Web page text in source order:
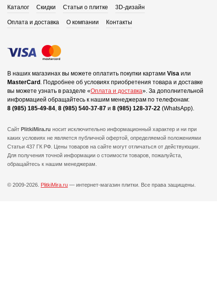
Каталог Скидки Статьи о плитке 3D-дизайн
Оплата и доставка О компании Контакты
В наших магазинах вы можете оплатить покупки картами Visa или
MasterCard . Подробнее об условиях приобретения товара и доставке
вы можете узнать в разделе «Оплата и доставка». За дополнительной
информацией обращайтесь к нашим менеджерам по телефонам:
8 (985) 185-49-84, 8 (985) 540-37-87 и 8 (985) 128-37-22 (WhatsApp).
Сайт PlitkiMira.ru носит исключительно информационный характер и ни при
каких условиях не является публичной офертой, определяемой положениями
Статьи 437 ГК РФ. Цены товаров на сайте могут отличаться от действующих.
Для получения точной информации о стоимости товаров, пожалуйста,
обращайтесь к нашим менеджерам.
© 2009-2026. PlitkiMira.ru — интернет-магазин плитки. Все права защищены.